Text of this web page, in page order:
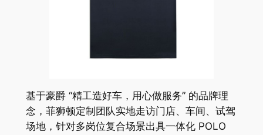
基于豪爵 “精工造好车，用心做服务” 的品牌理
念，菲狮顿定制团队实地走访门店、车间、试驾
场地，针对多岗位复合场景出具一体化 POLO